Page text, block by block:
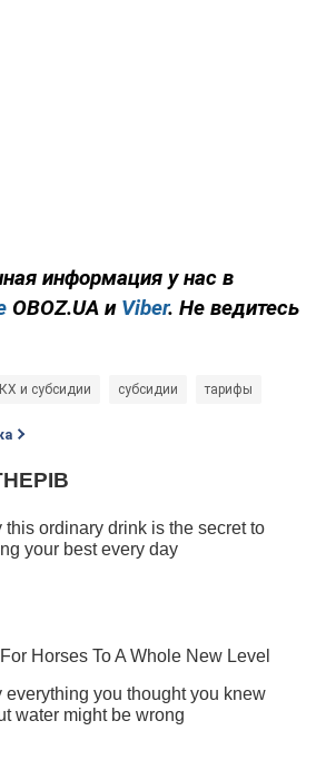
информация у нас в
OBOZ.UA и Viber. Не ведитесь
и субсидии субсидии тарифы